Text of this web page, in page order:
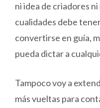
ni idea de criadores
cualidades debe
convertirse en guía,
pueda dictar a
Tampoco voy a
más vueltas para